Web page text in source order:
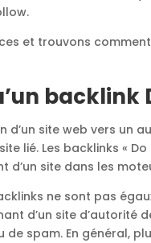
et trouvons
backlink
d’un site web vers un
lié. Les backlinks «
d’un site dans les
ne sont pas
d’un site d’autorité
spam. En général,